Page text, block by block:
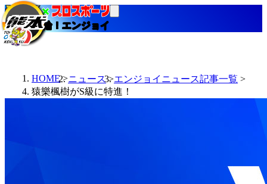
当たる競輪！エンジョイ
HOME ニュース
エンジョイニュース記事一覧
猿樂楓樹がS級に特進！